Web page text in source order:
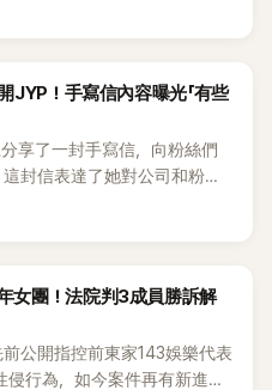
！手寫信內容曝光「有些
享了一封手寫信，向粉絲們
封信表達了她對公司和粉絲
女團！法院判3成員勝訴解
公開指控前東家143娛樂代表
行為，如今案件再有新進